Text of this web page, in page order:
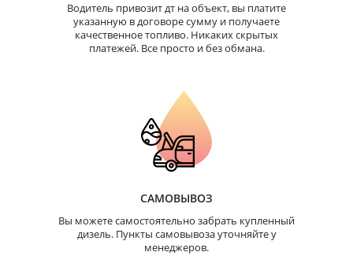
Водитель привозит дт на объект, вы платите
указанную в договоре сумму и получаете
качественное топливо. Никаких скрытых
платежей. Все просто и без обмана.
САМОВЫВОЗ
Вы можете самостоятельно забрать купленный
дизель. Пункты самовывоза уточняйте у
менеджеров.